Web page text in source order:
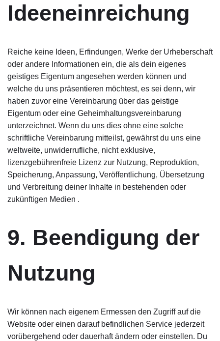
Ideeneinreichung
Reiche keine Ideen, Erfindungen, Werke der Urheberschaft
oder andere Informationen ein, die als dein eigenes
geistiges Eigentum angesehen werden können und
welche du uns präsentieren möchtest, es sei denn, wir
haben zuvor eine Vereinbarung über das geistige
Eigentum oder eine Geheimhaltungsvereinbarung
unterzeichnet. Wenn du uns dies ohne eine solche
schriftliche Vereinbarung mitteilst, gewährst du uns eine
weltweite, unwiderrufliche, nicht exklusive,
lizenzgebührenfreie Lizenz zur Nutzung, Reproduktion,
Speicherung, Anpassung, Veröffentlichung, Übersetzung
und Verbreitung deiner Inhalte in bestehenden oder
zukünftigen Medien .
9. Beendigung der
Nutzung
Wir können nach eigenem Ermessen den Zugriff auf die
Website oder einen darauf befindlichen Service jederzeit
vorübergehend oder dauerhaft ändern oder einstellen. Du